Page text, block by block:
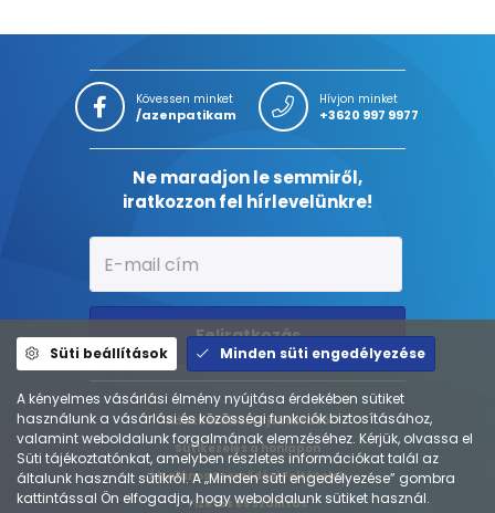
Kövessen minket
/azenpatikam
Hívjon minket
+3620 997 9977
Ne maradjon le semmiről,
iratkozzon fel hírlevelünkre!
Feliratkozás
Adatkezelési tájékoztató
Sütikezelés a honlapon
Általános Szerződési Feltételek
Fizetés és szállítás
Süti beállítások Minden süti engedélyezése
A kényelmes vásárlási élmény nyújtása érdekében sütiket
használunk a vásárlási és közösségi funkciók biztosításához,
valamint weboldalunk forgalmának elemzéséhez. Kérjük, olvassa el
Süti tájékoztatónkat, amelyben részletes információkat talál az
általunk használt sütikről. A „Minden süti engedélyezése” gombra
kattintással Ön elfogadja, hogy weboldalunk sütiket használ.